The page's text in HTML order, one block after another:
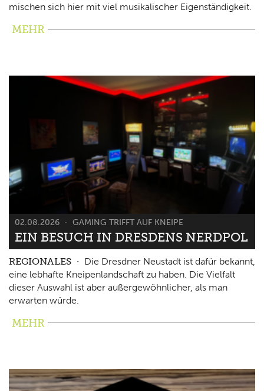
mischen sich hier mit viel musikalischer Eigenständigkeit.
MEHR
02.08.2026 GAMING TRIFFT AUF KNEIPE
EIN BESUCH IN DRESDENS NERDPOL
REGIONALES
Die Dresdner Neustadt ist dafür bekannt,
eine lebhafte Kneipenlandschaft zu haben. Die Vielfalt
dieser Auswahl ist aber außergewöhnlicher, als man
erwarten würde.
MEHR